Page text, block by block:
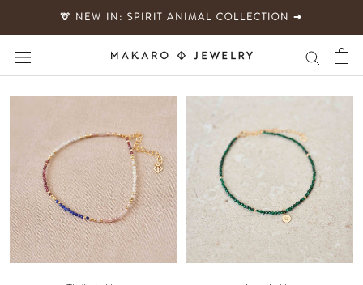
zum
Inhalt
🦒 NEW IN: SPIRIT ANIMAL COLLECTION ➔